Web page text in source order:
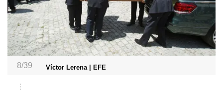
8/39 Víctor Lerena | EFE